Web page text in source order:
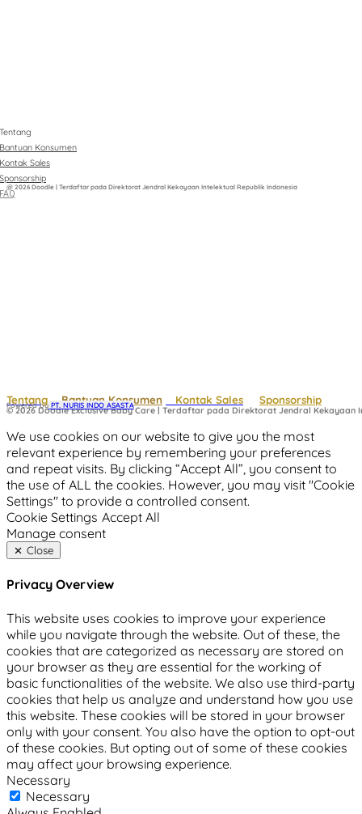
Tentang
Bantuan Konsumen
Kontak Sales
Sponsorship
FAQ
@ 2026 Doodle | Terdaftar pada Direktorat Jendral Kekayaan Intelektual Republik Indonesia
Tentang Bantuan Konsumen Kontak Sales Sponsorship
© 2026 Doodle Exclusive Baby Care | Terdaftar pada Direktorat Jendral Kekayaan
Powered by PT. NURIS INDO ASASTA
We use cookies on our website to give you the most
relevant experience by remembering your preferences
and repeat visits. By clicking “Accept All”, you consent to
the use of ALL the cookies. However, you may visit "Cookie
Settings" to provide a controlled consent.
Cookie Settings Accept All
Manage consent
Close
Privacy Overview
This website uses cookies to improve your experience
while you navigate through the website. Out of these, the
cookies that are categorized as necessary are stored on
your browser as they are essential for the working of
basic functionalities of the website. We also use third-party
cookies that help us analyze and understand how you use
this website. These cookies will be stored in your browser
only with your consent. You also have the option to opt-out
of these cookies. But opting out of some of these cookies
may affect your browsing experience.
Necessary
Necessary